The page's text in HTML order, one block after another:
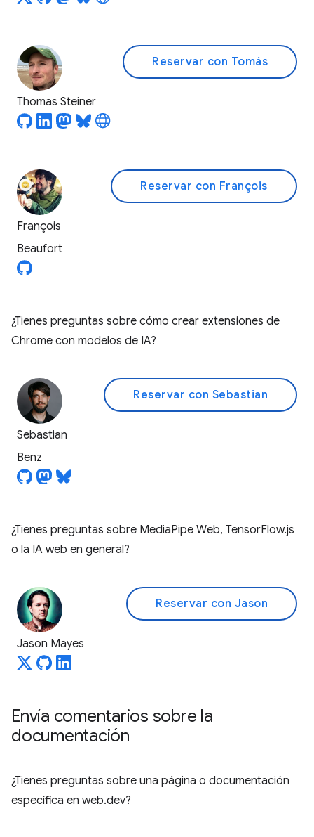
Thomas Steiner
Reservar con Tomás
François
Beaufort
Reservar con François
¿Tienes preguntas sobre cómo crear extensiones de
Chrome con modelos de IA?
Sebastian
Benz
Reservar con Sebastian
¿Tienes preguntas sobre MediaPipe Web, TensorFlow.js
o la IA web en general?
Jason Mayes
Reservar con Jason
Envía comentarios sobre la
documentación
¿Tienes preguntas sobre una página o documentación
específica en web.dev?